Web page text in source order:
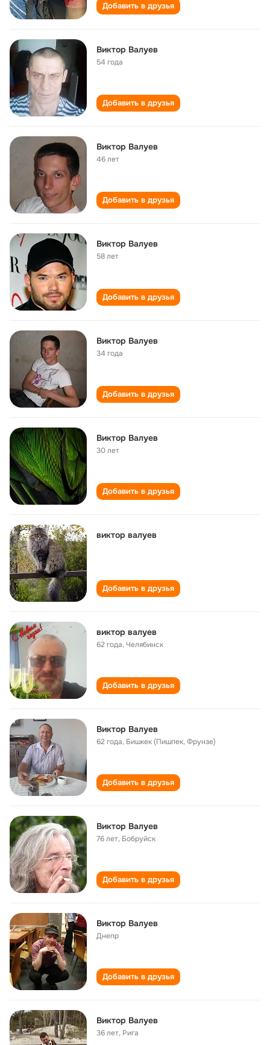
Добавить в друзья
Виктор Валуев
54 года
Добавить в друзья
Виктор Валуев
46 лет
Добавить в друзья
Виктор Валуев
58 лет
Добавить в друзья
Виктор Валуев
34 года
Добавить в друзья
Виктор Валуев
30 лет
Добавить в друзья
виктор валуев
Добавить в друзья
виктор валуев
62 года,Челябинск
Добавить в друзья
Виктор Валуев
62 года, Бишкек (Пишпек, Фрунзе)
Добавить в друзья
Виктор Валуев
76 лет, Бобруйск
Добавить в друзья
Виктор Валуев
Днепр
Добавить в друзья
Виктор Валуев
36 лет, Рига